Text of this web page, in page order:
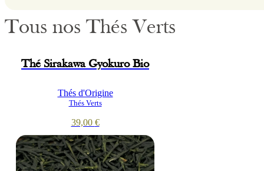
Tous nos Thés Verts
Thé Sirakawa Gyokuro Bio
Thés d'Origine
Thés Verts
39,00 €